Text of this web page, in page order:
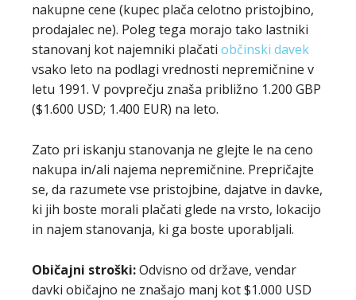
nakupne cene (kupec plača celotno pristojbino,
prodajalec ne). Poleg tega morajo tako lastniki
stanovanj kot najemniki plačati občinski davek
vsako leto na podlagi vrednosti nepremičnine v
letu 1991. V povprečju znaša približno 1.200 GBP
($1.600 USD; 1.400 EUR) na leto.
Zato pri iskanju stanovanja ne glejte le na ceno
nakupa in/ali najema nepremičnine. Prepričajte
se, da razumete vse pristojbine, dajatve in davke,
ki jih boste morali plačati glede na vrsto, lokacijo
in najem stanovanja, ki ga boste uporabljali.
Običajni stroški:Odvisno od države, vendar
davki običajno ne znašajo manj kot $1.000 USD